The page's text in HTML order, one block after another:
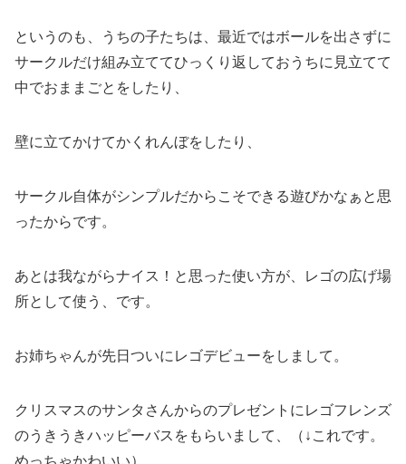
というのも、うちの子たちは、最近ではボールを出さずに
サークルだけ組み立ててひっくり返しておうちに見立てて
中でおままごとをしたり、
壁に立てかけてかくれんぼをしたり、
サークル自体がシンプルだからこそできる遊びかなぁと思
ったからです。
あとは我ながらナイス！と思った使い方が、レゴの広げ場
所として使う、です。
お姉ちゃんが先日ついにレゴデビューをしまして。
クリスマスのサンタさんからのプレゼントにレゴフレンズ
のうきうきハッピーバスをもらいまして、（↓これです。
めっちゃかわいい）